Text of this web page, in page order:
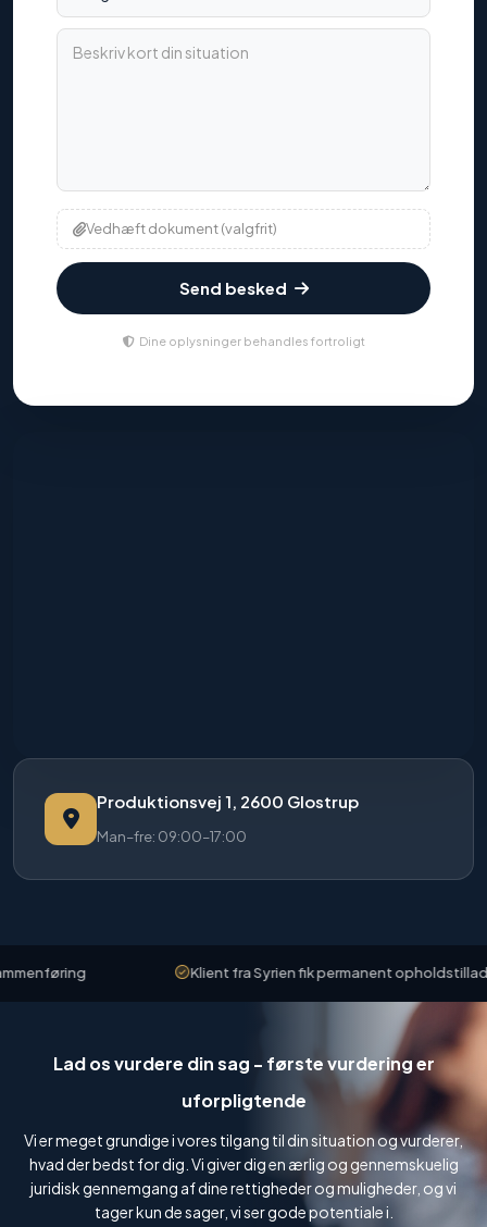
Beskriv kort din situation
Vedhæft dokument (valgfrit)
Send besked
Dine oplysninger behandles fortroligt
Produktionsvej 1, 2600 Glostrup
Man–fre: 09:00–17:00
Klient fra Syrien fik permanent
Lad os vurdere din sag - første vurdering er
uforpligtende
Vi er meget grundige i vores tilgang til din situation og vurderer,
hvad der bedst for dig. Vi giver dig en ærlig og gennemskuelig
juridisk gennemgang af dine rettigheder og muligheder, og vi
tager kun de sager, vi ser gode potentiale i.